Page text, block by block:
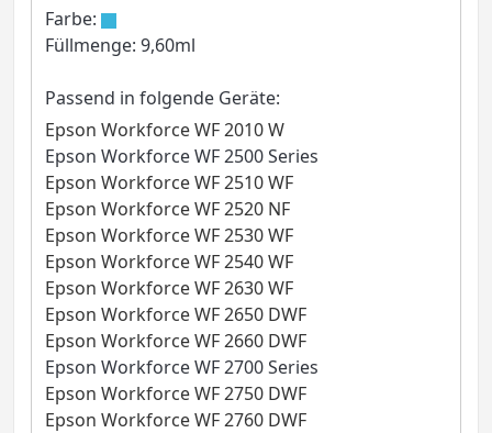
Farbe:
Füllmenge: 9,60ml
Passend in folgende Geräte:
Epson Workforce WF 2010 W
Epson Workforce WF 2500 Series
Epson Workforce WF 2510 WF
Epson Workforce WF 2520 NF
Epson Workforce WF 2530 WF
Epson Workforce WF 2540 WF
Epson Workforce WF 2630 WF
Epson Workforce WF 2650 DWF
Epson Workforce WF 2660 DWF
Epson Workforce WF 2700 Series
Epson Workforce WF 2750 DWF
Epson Workforce WF 2760 DWF